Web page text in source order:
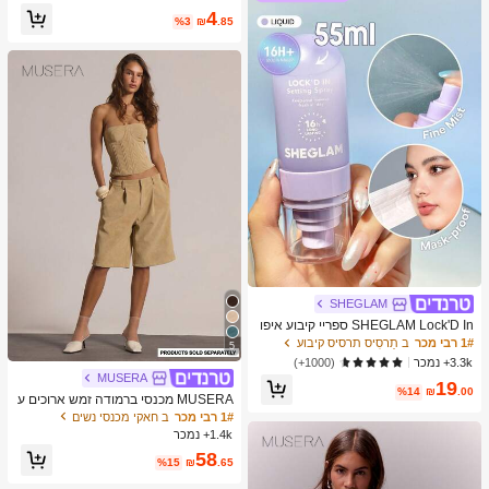
SHEGLAM
SHEGLAM Lock'D In ספריי קיבוע איפו
ר מותג יופי קוסמטיקה איפור לנשים ולנע
רות
1# רבי מכר
ב תַרסִיס תרסיס קיבוע
3.3k+ נמכר
(1000+)
₪19.00
%14
לאורך זמן, אידיאלי לקישוט אמנות ציפורנ
₪4.85
%3
5
MUSERA
MUSERA מכנסי ברמודה זמש ארוכים ע
ם קפלים מותן נמוך רק קז'ואל ליציאה סק
סי כל יום לילה בחוץ חמוד מסיבה אביב
1# רבי מכר
ב חאקי מכנסי נשים
1.4k+ נמכר
₪58.65
%15